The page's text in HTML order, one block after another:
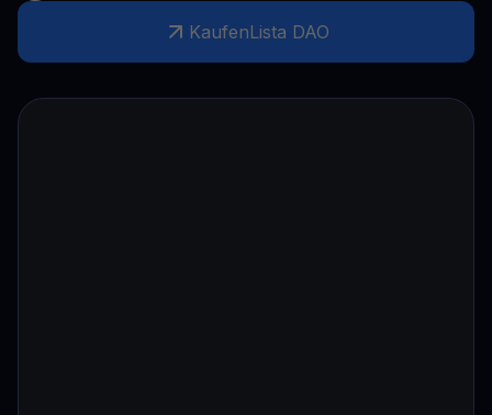
KaufenLista DAO